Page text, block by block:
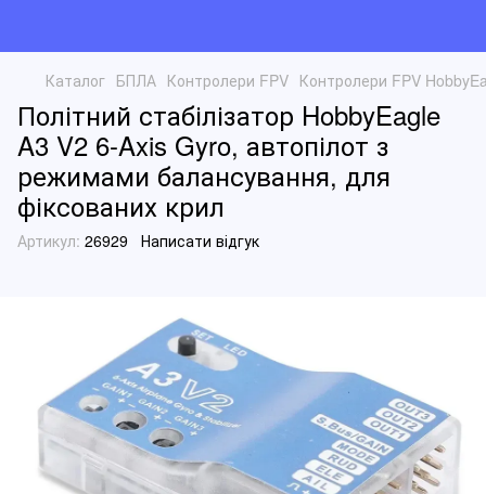
Каталог БПЛА Контролери FPV Контролери FPV
Політний стабілізатор HobbyEagle
A3 V2 6-Axis Gyro, автопілот з
режимами балансування, для
фіксованих крил
Артикул: 26929 Написати відгук